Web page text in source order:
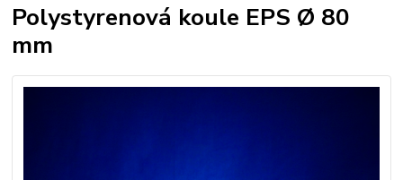
Polystyrenová koule EPS Ø 80
mm